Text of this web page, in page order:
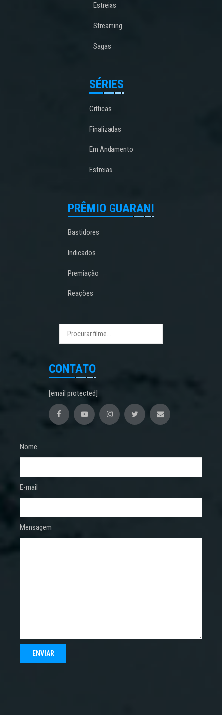
Estreias
Streaming
Sagas
SÉRIES
Críticas
Finalizadas
Em Andamento
Estreias
PRÊMIO GUARANI
Bastidores
Indicados
Premiação
Reações
CONTATO
[email protected]
Nome
E-mail
Mensagem